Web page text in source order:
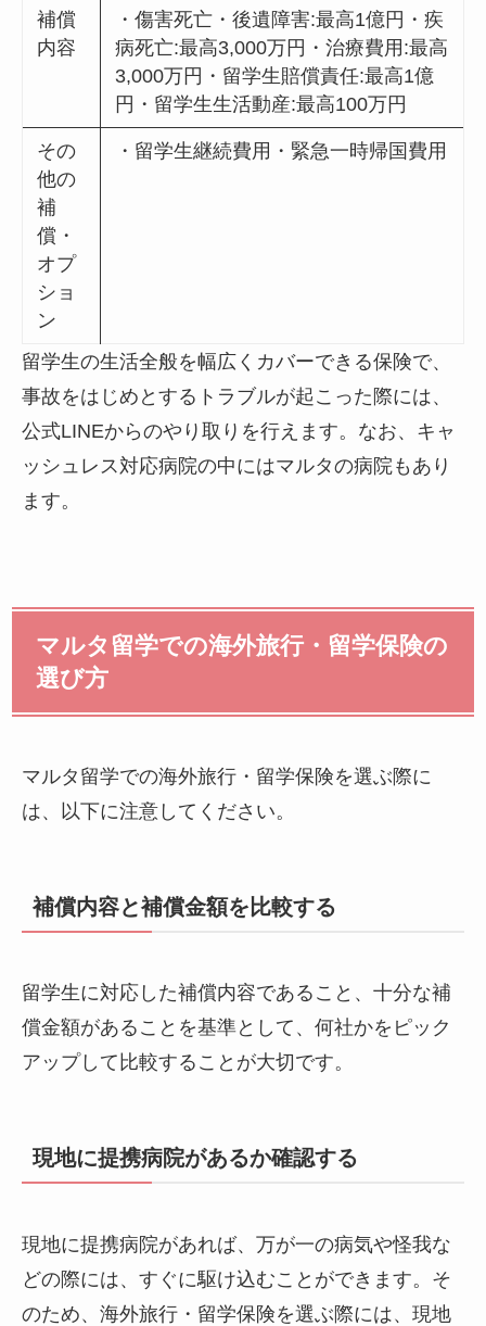
補償
内容
・傷害死亡・後遺障害:最高1億円・疾
病死亡:最高3,000万円・治療費用:最高
3,000万円・留学生賠償責任:最高1億
円・留学生生活動産:最高100万円
その
他の
補
償・
オプ
ショ
ン
・留学生継続費用・緊急一時帰国費用
留学生の生活全般を幅広くカバーできる保険で、
事故をはじめとするトラブルが起こった際には、
公式LINEからのやり取りを行えます。なお、キャ
ッシュレス対応病院の中にはマルタの病院もあり
ます。
マルタ留学での海外旅行・留学保険の
選び方
マルタ留学での海外旅行・留学保険を選ぶ際に
は、以下に注意してください。
補償内容と補償金額を比較する
留学生に対応した補償内容であること、十分な補
償金額があることを基準として、何社かをピック
アップして比較することが大切です。
現地に提携病院があるか確認する
現地に提携病院があれば、万が一の病気や怪我な
どの際には、すぐに駆け込むことができます。そ
のため、海外旅行・留学保険を選ぶ際には、現地